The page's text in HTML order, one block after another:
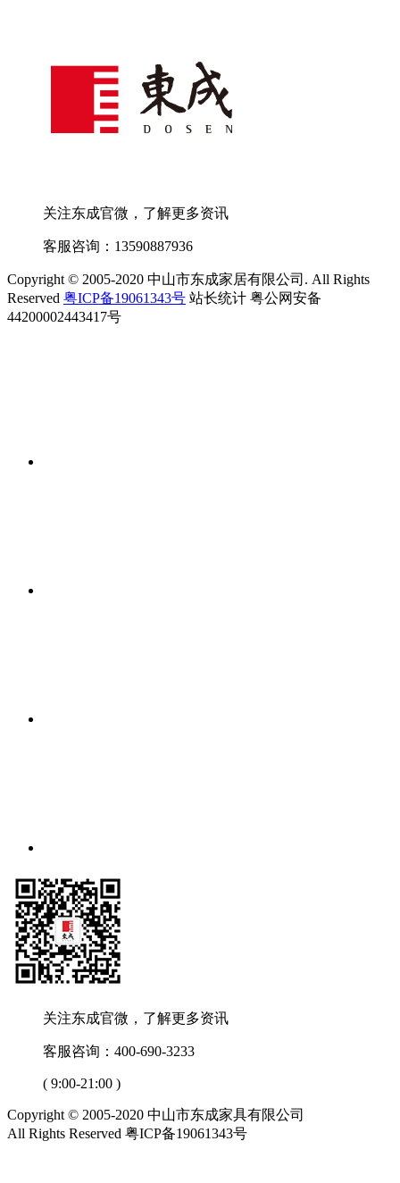
关注东成官微，了解更多资讯
客服咨询：13590887936
Copyright © 2005-2020 中山市东成家居有限公司. All Rights
Reserved 粤ICP备19061343号 站长统计 粤公网安备
44200002443417号
关注东成官微，了解更多资讯
客服咨询：400-690-3233
( 9:00-21:00 )
Copyright © 2005-2020 中山市东成家具有限公司
All Rights Reserved 粤ICP备19061343号